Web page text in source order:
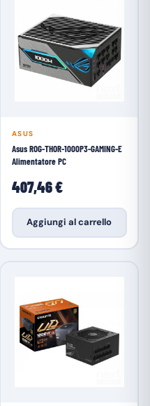
ASUS
Asus ROG-THOR-1000P3-GAMING-E
Alimentatore PC
407,46 €
Aggiungi al carrello